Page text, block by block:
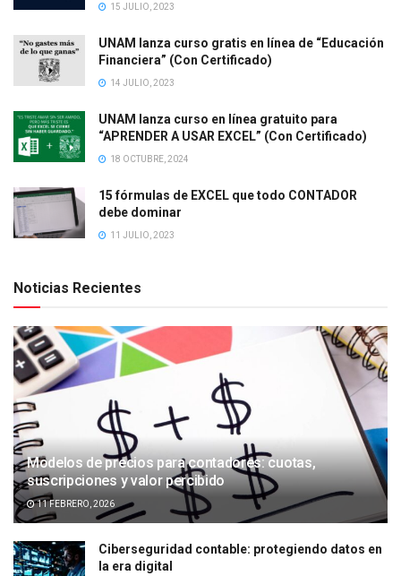
15 JULIO, 2023
UNAM lanza curso gratis en línea de “Educación
Financiera” (Con Certificado)
14 JULIO, 2023
UNAM lanza curso en línea gratuito para
“APRENDER A USAR EXCEL” (Con Certificado)
18 OCTUBRE, 2024
15 fórmulas de EXCEL que todo CONTADOR
debe dominar
11 JULIO, 2023
Noticias Recientes
Modelos de precios para contadores: cuotas,
suscripciones y valor percibido
11 FEBRERO, 2026
Ciberseguridad contable: protegiendo datos en
la era digital